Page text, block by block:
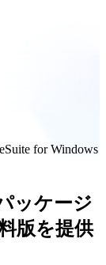
for Windows
ッケージ
版を提供